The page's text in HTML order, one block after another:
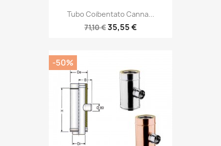
Tubo Coibentato Canna...
71,10 €35,55 €
-50%